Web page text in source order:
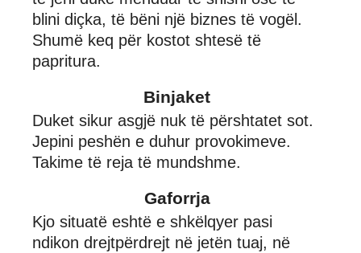
blini diçka, të bëni një biznes të vogël.
Shumë keq për kostot shtesë të
papritura.
Binjaket
Duket sikur asgjë nuk të përshtatet sot.
Jepini peshën e duhur provokimeve.
Takime të reja të mundshme.
Gaforrja
Kjo situatë eshtë e shkëlqyer pasi
ndikon drejtpërdrejt në jetën tuaj, në